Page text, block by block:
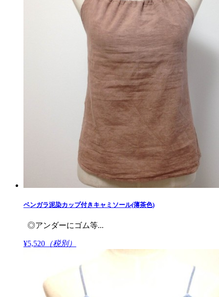
ベンガラ泥染カップ付きキャミソール(薄茶色)
◎アンダーにゴム等...
¥5,520 （税別）